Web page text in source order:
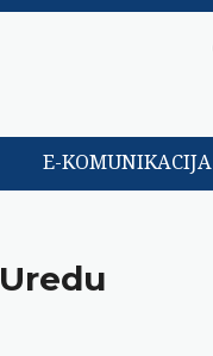
E-KOMUNIKACIJA